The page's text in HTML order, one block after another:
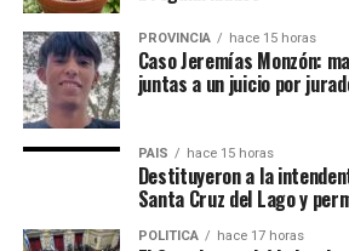
emergencia
Tras el aviso, acudieron al lugar
de María Juana
, quienes movilizaron
destacamento y dos móviles del
participación de11 bomberos
PROVINCIA hace 15 horas
Caso Jeremías Monzón:
juntas a un juicio por
PAIS hace 15 horas
Destituyeron a la
Santa Cruz del Lago y
POLITICA hace 17 horas